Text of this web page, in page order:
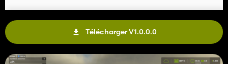
Télécharger V1.0.0.0